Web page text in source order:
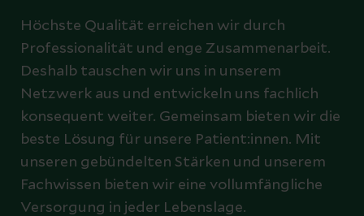
Höchste Qualität erreichen wir durch
Professionalität und enge Zusammenarbeit.
Deshalb tauschen wir uns in unserem
Netzwerk aus und entwickeln uns fachlich
konsequent weiter. Gemeinsam bieten wir die
beste Lösung für unsere Patient:innen. Mit
unseren gebündelten Stärken und unserem
Fachwissen bieten wir eine vollumfängliche
Versorgung in jeder Lebenslage.